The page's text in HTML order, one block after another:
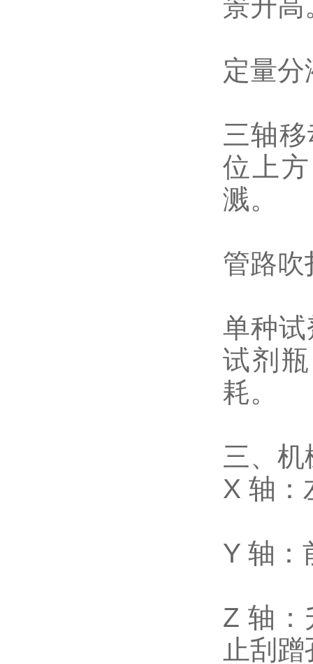
定量分
三轴
位上
溅。
管路吹
单种
试剂
耗。
三、
X 轴：
Y 轴：
Z 轴：
止刮